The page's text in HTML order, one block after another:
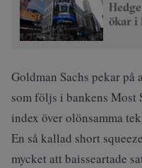
ökar i
Goldman Sachs pekar
som följs i bankens Most
index över olönsamma
En så kallad short
mycket att baisseartade